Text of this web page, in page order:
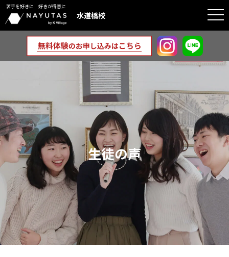
苦手を好きに 好きが得意に
水道橋校
生徒の声